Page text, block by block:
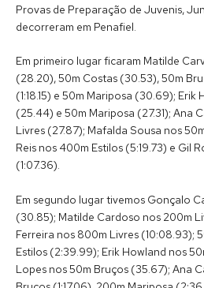
Provas de Preparação de Juvenis,
decorreram em Penafiel.
Em primeiro lugar ficaram Matilde
(28.20), 50m Costas (30.53), 50m
(1:18.15) e 50m Mariposa (30.69);
(25.44) e 50m Mariposa (27.31); Ana
Livres (27.87); Mafalda Sousa nos
Reis nos 400m Estilos (5:19.73) e Gil
(1:07.36).
Em segundo lugar tivemos Gonçalo
(30.85); Matilde Cardoso nos 200m
Ferreira nos 800m Livres (10:08.93);
Estilos (2:39.99); Erik Howland nos
Lopes nos 50m Bruços (35.67); Ana